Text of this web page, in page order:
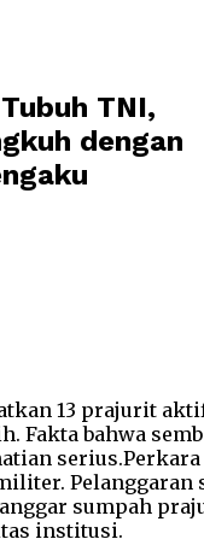
TNI,
dengan